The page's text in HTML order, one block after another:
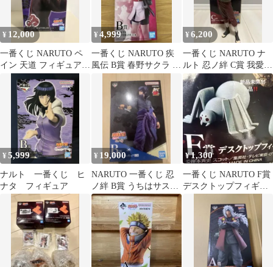
¥ 12,000
一番くじ NARUTO ペ
イン 天道 フィギュア C
賞 新品未開封
¥4,999
一番くじ NARUTO 疾
風伝 B賞 春野サクラ フ
¥6,200
一番くじ NARUTO ナ
ルト 忍ノ絆 C賞 我愛羅
MASTERLISE
¥5,999
ナルト 一番くじ ヒ
ナタ フィギュア
¥ 19,000
NARUTO 一番くじ 忍
ノ絆 B賞 うちはサスケ
フィギュア
¥1,300
一番くじ NARUTO F賞
デスクトップフィギュ
ア 起爆粘土 蜘蛛